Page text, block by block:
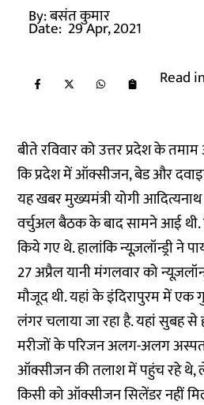
By:बसंत कुमार
Date: 29 Apr, 2021
Read
बीते रविवार को उत्तर प्रदेश के
कि प्रदेश में ऑक्सीजन, बेड और
यह खबर मुख्यमंत्री योगी
वर्चुअल बैठक के बाद सामने आई थी.
किये गए थे. हालांकि न्यूज़लॉन्ड्री ने
27 अप्रैल यानी मंगलवार को
मौजूद थी. यहां के इंदिरापुरम में एक
लंगर चलाया जा रहा है. यहां सुबह से
मरीजों के परिजन अलग-अलग
ऑक्सीजन की तलाश में पहुंच रहे थे,
किसी को ऑक्सीजन सिलेंडर नहीं